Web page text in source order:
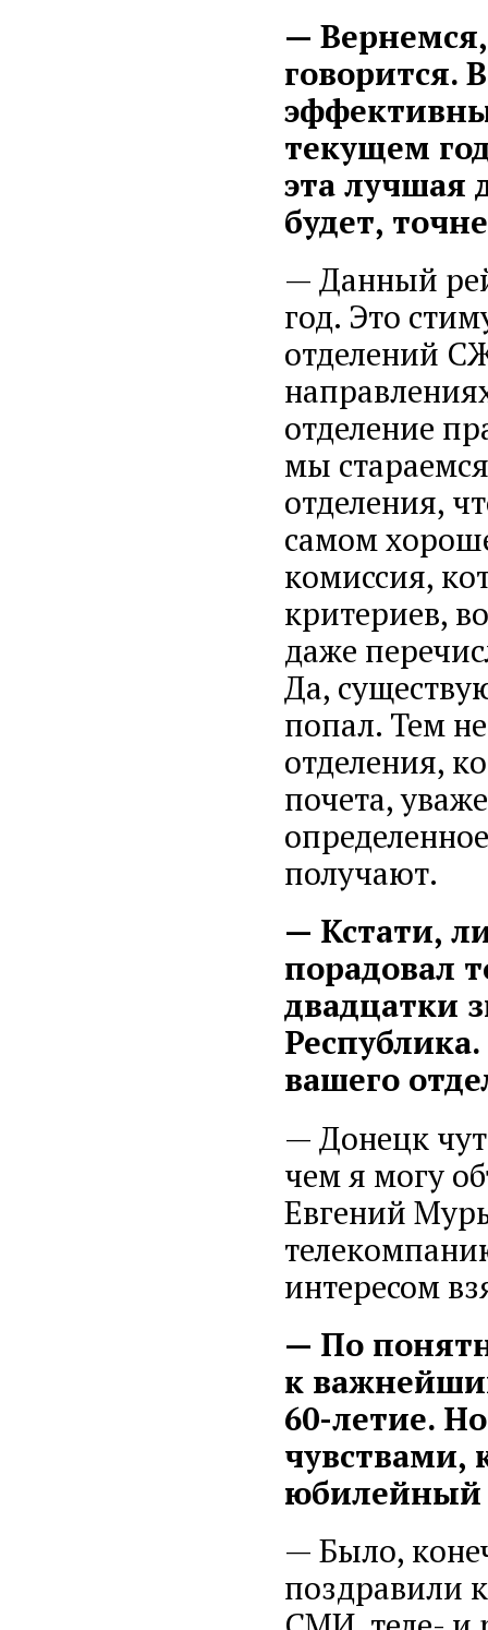
—
говорится.
текущем
эта лучшая
будет,
— Данный
год. Это
отделений
отделение
мы
отделения,
самом
комиссия,
критериев,
даже
Да,
попал. Тем
отделения,
почета,
получают.
— Кстати,
порадовал
двадцатки
вашего
— Донецк
чем я могу
Евгений
интересом
— По
к
60-летие.
чувствами,
юбилейный
— Было,
поздравили